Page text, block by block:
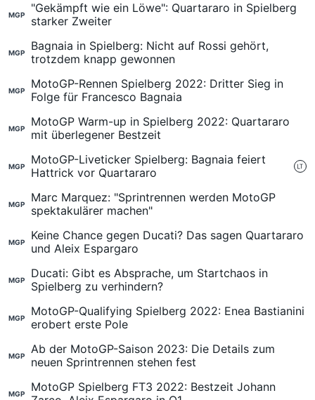
MGP
"Gekämpft wie ein Löwe": Quartararo in Spielberg
starker Zweiter
MGP
Bagnaia in Spielberg: Nicht auf Rossi gehört,
trotzdem knapp gewonnen
MGP
MotoGP-Rennen Spielberg 2022: Dritter Sieg in
Folge für Francesco Bagnaia
MGP
MotoGP Warm-up in Spielberg 2022: Quartararo
mit überlegener Bestzeit
MGP
MotoGP-Liveticker Spielberg: Bagnaia feiert
Hattrick vor Quartararo
MGP
Marc Marquez: "Sprintrennen werden MotoGP
spektakulärer machen"
MGP
Keine Chance gegen Ducati? Das sagen Quartararo
und Aleix Espargaro
MGP
Ducati: Gibt es Absprache, um Startchaos in
Spielberg zu verhindern?
MGP
MotoGP-Qualifying Spielberg 2022: Enea Bastianini
erobert erste Pole
MGP
Ab der MotoGP-Saison 2023: Die Details zum
neuen Sprintrennen stehen fest
MGP
MotoGP Spielberg FT3 2022: Bestzeit Johann